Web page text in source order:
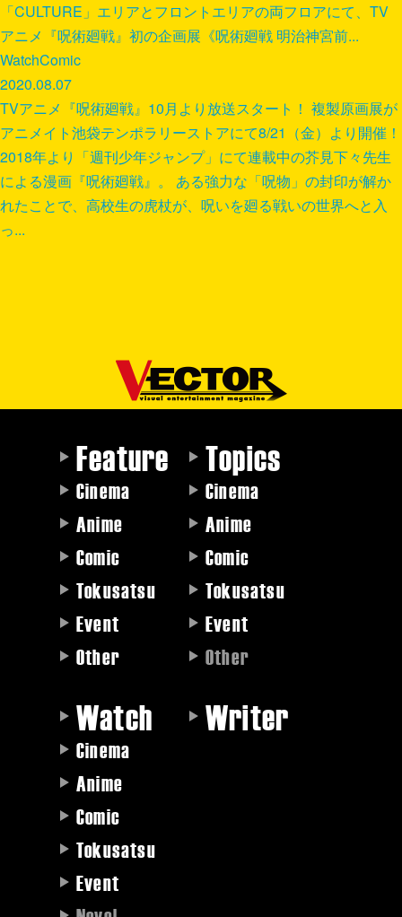
「CULTURE」エリアとフロントエリアの両フロアにて、TV
アニメ『呪術廻戦』初の企画展《呪術廻戦 明治神宮前...
WatchComic
2020.08.07
TVアニメ『呪術廻戦』10月より放送スタート！ 複製原画展が
アニメイト池袋テンポラリーストアにて8/21（金）より開催！
2018年より「週刊少年ジャンプ」にて連載中の芥見下々先生
による漫画『呪術廻戦』。 ある強力な「呪物」の封印が解か
れたことで、高校生の虎杖が、呪いを廻る戦いの世界へと入
っ...
Feature
Cinema
Anime
Comic
Tokusatsu
Event
Other
Topics
Cinema
Anime
Comic
Tokusatsu
Event
Other
Watch
Cinema
Anime
Comic
Tokusatsu
Event
Writer